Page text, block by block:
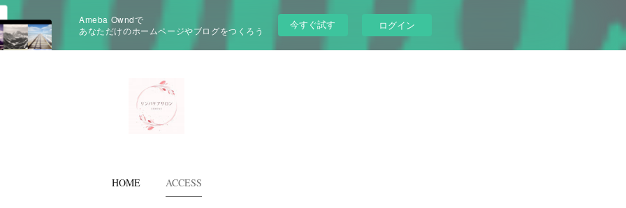
Ameba Owndで
あなただけのホームページやブログをつくろう
今すぐ試す ログイン
HOME ACCESS